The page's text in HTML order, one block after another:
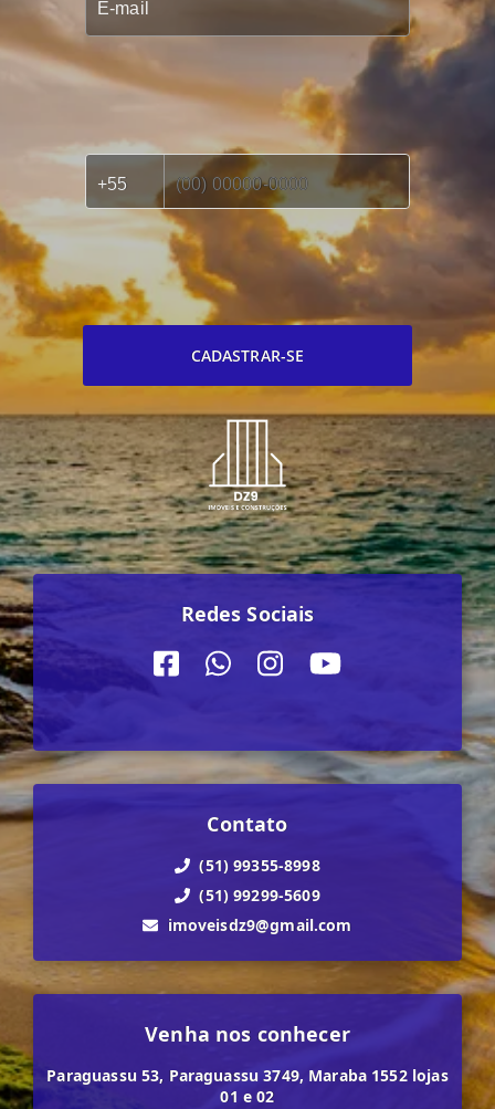
CADASTRAR-SE
Redes Sociais
Contato
(51) 99355-8998
(51) 99299-5609
imoveisdz9@gmail.com
Venha nos conhecer
Paraguassu 53, Paraguassu 3749, Maraba 1552 lojas
01 e 02